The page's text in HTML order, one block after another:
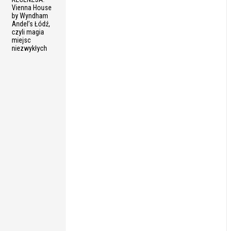
Vienna House
by Wyndham
Andel’s Łódź,
czyli magia
miejsc
niezwykłych